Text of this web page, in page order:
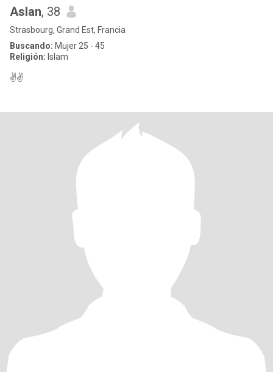
Aslan, 38
Strasbourg, Grand Est, Francia
Buscando: Mujer 25 - 45
Religión: Islam
✌️✌️